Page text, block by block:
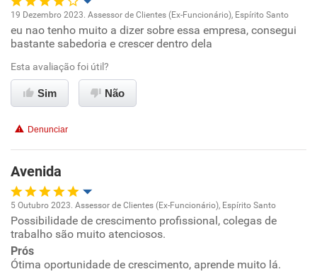
Não recomenda a diretoria
Oportunidade de promoção
Ambiente de trabalho
Conciliação com a vida familiar
Não recomenda esta empresa
Não recomenda a diretoria
19 Dezembro 2023. Assessor de Clientes (Ex-Funcionário), Espírito Santo
eu nao tenho muito a dizer sobre essa empresa, consegui
bastante sabedoria e crescer dentro dela
Esta avaliação foi útil?
Sim Não
Denunciar
Avenida
Oportunidade de promoção
Ambiente de trabalho
5 Outubro 2023. Assessor de Clientes (Ex-Funcionário), Espírito Santo
Possibilidade de crescimento profissional, colegas de
trabalho são muito atenciosos.
Prós
Ótima oportunidade de crescimento, aprende muito lá.